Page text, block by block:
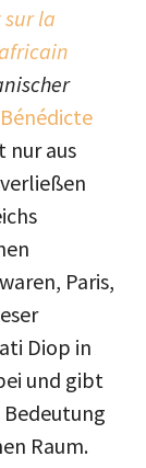
la
Bénédicte
nur aus
Paris,
Diop in
und gibt
Raum.